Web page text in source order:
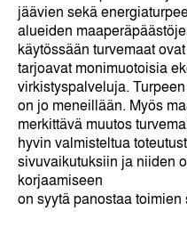
jäävien sekä
alueiden
käytössään turvemaat
tarjoavat monimuotoisia
virkistyspalveluja.
on jo meneillään. Myös
merkittävä muutos
hyvin valmisteltua
sivuvaikutuksiin ja niiden
korjaamiseen
on syytä panostaa toimien